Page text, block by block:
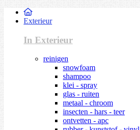
Exterieur
In Exterieur
reinigen
snowfoam
shampoo
klei - spray
glas - ruiten
metaal - chroom
insecten - hars - teer
ontvetten - apc